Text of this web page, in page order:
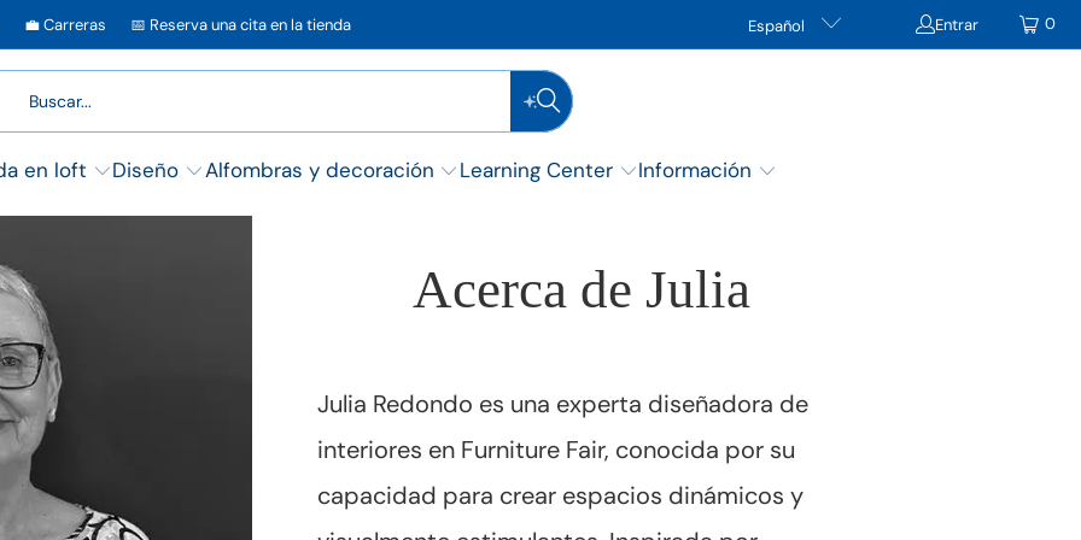
💼 Carreras 📅 Reserva una cita en la tienda Español Entrar 0
en loft Diseño Alfombras y decoración Learning Center Información
Acerca de Julia
Julia Redondo es una experta diseñadora de
interiores en Furniture Fair, conocida por su
capacidad para crear espacios dinámicos y